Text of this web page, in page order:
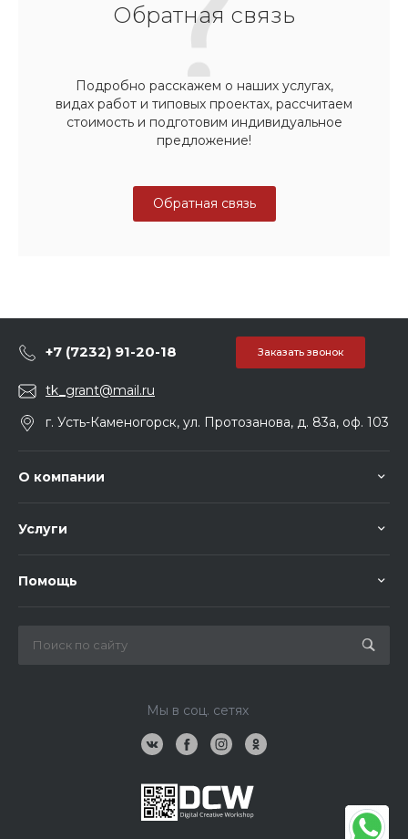
Обратная связь
Подробно расскажем о наших услугах,
видах работ и типовых проектах, рассчитаем
стоимость и подготовим индивидуальное
предложение!
Обратная связь
+7 (7232) 91-20-18 Заказать звонок
tk_grant@mail.ru
г. Усть-Каменогорск, ул. Протозанова, д. 83а, оф. 103
О компании
Услуги
Помощь
Мы в соц. сетях